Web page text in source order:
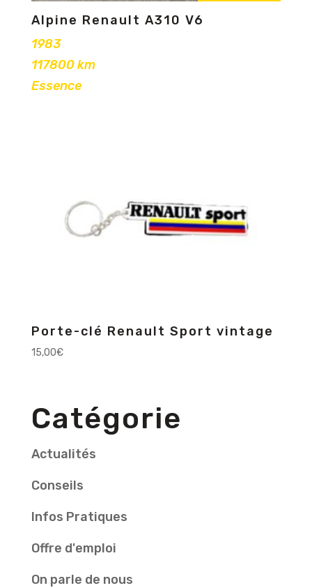
Alpine Renault A310 V6
1983
117800 km
Essence
Porte-clé Renault Sport vintage
15,00€
Catégorie
Actualités
Conseils
Infos Pratiques
Offre d'emploi
On parle de nous